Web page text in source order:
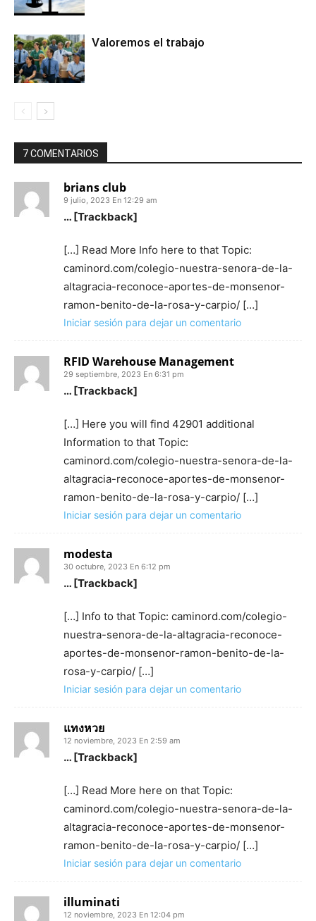
Valoremos el trabajo
7 COMENTARIOS
brians club
9 julio, 2023 En 12:29 am
… [Trackback]
[…] Read More Info here to that Topic:
caminord.com/colegio-nuestra-senora-de-la-
altagracia-reconoce-aportes-de-monsenor-
ramon-benito-de-la-rosa-y-carpio/ […]
Iniciar sesión para dejar un comentario
RFID Warehouse Management
29 septiembre, 2023 En 6:31 pm
… [Trackback]
[…] Here you will find 42901 additional
Information to that Topic:
caminord.com/colegio-nuestra-senora-de-la-
altagracia-reconoce-aportes-de-monsenor-
ramon-benito-de-la-rosa-y-carpio/ […]
Iniciar sesión para dejar un comentario
modesta
30 octubre, 2023 En 6:12 pm
… [Trackback]
[…] Info to that Topic: caminord.com/colegio-
nuestra-senora-de-la-altagracia-reconoce-
aportes-de-monsenor-ramon-benito-de-la-
rosa-y-carpio/ […]
Iniciar sesión para dejar un comentario
แทงหวย
12 noviembre, 2023 En 2:59 am
… [Trackback]
[…] Read More here on that Topic:
caminord.com/colegio-nuestra-senora-de-la-
altagracia-reconoce-aportes-de-monsenor-
ramon-benito-de-la-rosa-y-carpio/ […]
Iniciar sesión para dejar un comentario
illuminati
12 noviembre, 2023 En 12:04 pm